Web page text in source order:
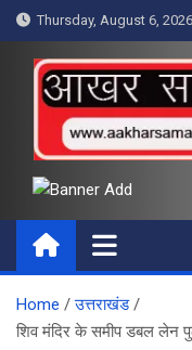
Skip
to
content
Thursday, August 6, 2026
आखर समाचार
Home
उत्तराखंड
शिव मंदिर के समीप डबल लेन